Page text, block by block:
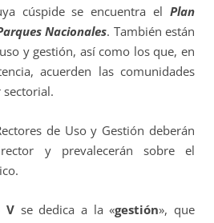
cúspide se encuentra el Plan
Nacionales. También están
y gestión, así como los que, en
acuerden las comunidades
de Uso y Gestión deberán
y prevalecerán sobre el
Vse dedica a la «gestión», que